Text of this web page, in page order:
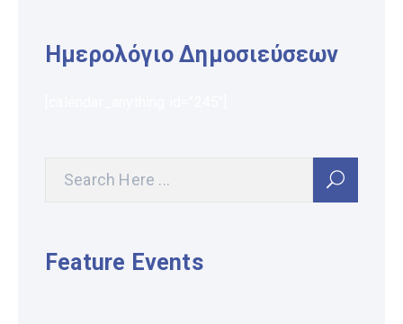
Ημερολόγιο Δημοσιεύσεων
Feature Events